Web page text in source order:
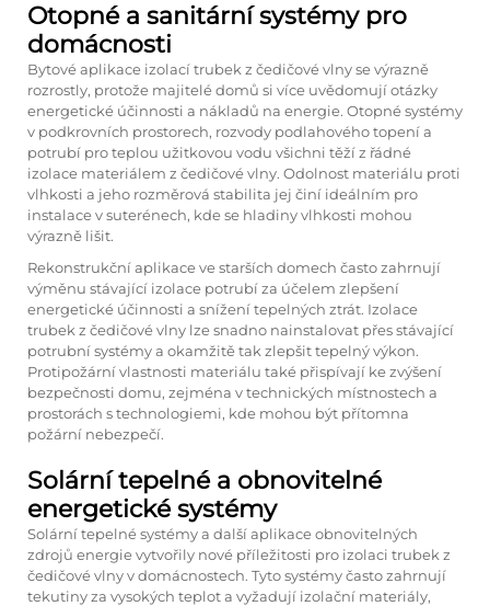
Otopné a sanitární systémy pro
domácnosti
Bytové aplikace izolací trubek z čedičové vlny se výrazně
rozrostly, protože majitelé domů si více uvědomují otázky
energetické účinnosti a nákladů na energie. Otopné systémy
v podkrovních prostorech, rozvody podlahového topení a
potrubí pro teplou užitkovou vodu všichni těží z řádné
izolace materiálem z čedičové vlny. Odolnost materiálu proti
vlhkosti a jeho rozměrová stabilita jej činí ideálním pro
instalace v suterénech, kde se hladiny vlhkosti mohou
výrazně lišit.
Rekonstrukční aplikace ve starších domech často zahrnují
výměnu stávající izolace potrubí za účelem zlepšení
energetické účinnosti a snížení tepelných ztrát. Izolace
trubek z čedičové vlny lze snadno nainstalovat přes stávající
potrubní systémy a okamžitě tak zlepšit tepelný výkon.
Protipožární vlastnosti materiálu také přispívají ke zvýšení
bezpečnosti domu, zejména v technických místnostech a
prostorách s technologiemi, kde mohou být přítomna
požární nebezpečí.
Solární tepelné a obnovitelné
energetické systémy
Solární tepelné systémy a další aplikace obnovitelných
zdrojů energie vytvořily nové příležitosti pro izolaci trubek z
čedičové vlny v domácnostech. Tyto systémy často zahrnují
tekutiny za vysokých teplot a vyžadují izolační materiály,